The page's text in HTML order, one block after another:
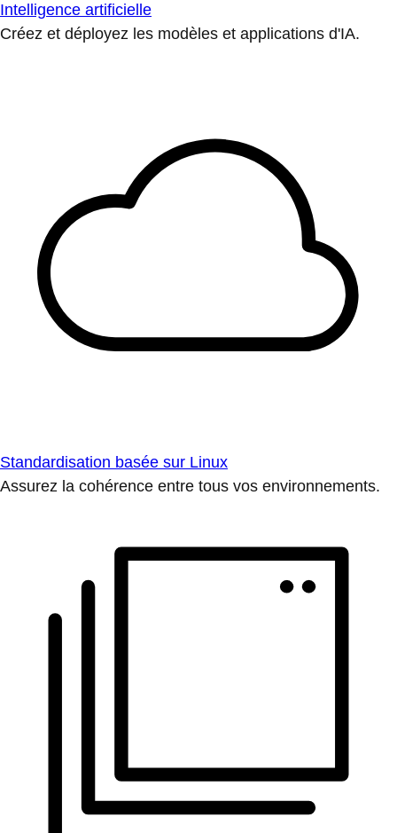
Intelligence artificielle
Créez et déployez les modèles et applications d'IA.
Standardisation basée sur Linux
Assurez la cohérence entre tous vos environnements.